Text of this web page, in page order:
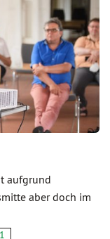
aufgrund
aber doch im